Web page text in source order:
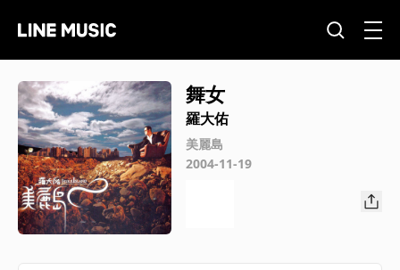
舞女
羅大佑
美麗島
2004-11-19